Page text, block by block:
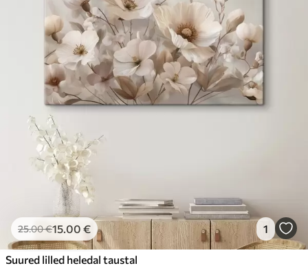
25.00€15.00 € 1
Suured lilled heledal taustal